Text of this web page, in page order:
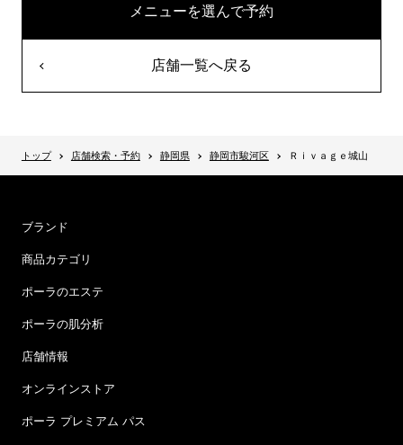
メニューを選んで予約
店舗一覧へ戻る
トップ 店舗検索・予約 静岡県 静岡市駿河区 Ｒｉｖａｇｅ城山
ブランド
商品カテゴリ
ポーラのエステ
ポーラの肌分析
店舗情報
オンラインストア
ポーラ プレミアム パス